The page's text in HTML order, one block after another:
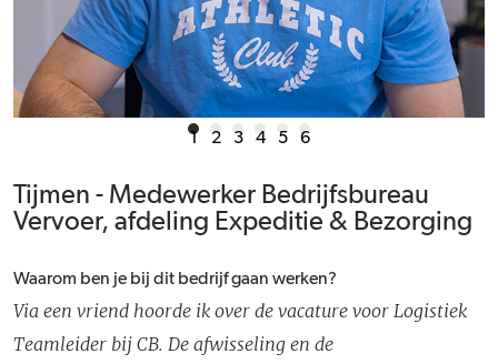
1 2 3 4 5 6
Tijmen - Medewerker Bedrijfsbureau
Vervoer, afdeling Expeditie & Bezorging
Waarom ben je bij dit bedrijf gaan werken?
Via een vriend hoorde ik over de vacature voor Logistiek
Teamleider bij CB. De afwisseling en de